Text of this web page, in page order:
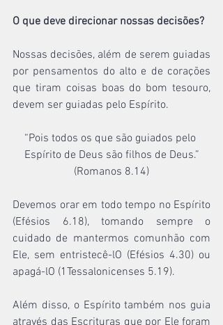
O que deve direcionar nossas decisões?
Nossas decisões, além de serem guiadas
por pensamentos do alto e de corações
que tiram coisas boas do bom tesouro,
devem ser guiadas pelo Espírito.
“Pois todos os que são guiados pelo
Espírito de Deus são filhos de Deus.”
(Romanos 8.14)
Devemos orar em todo tempo no Espírito
(Efésios 6.18), tomando sempre o
cuidado de mantermos comunhão com
Ele, sem entristecê-lO (Efésios 4.30) ou
apagá-lO (1Tessalonicenses 5.19).
Além disso, o Espírito também nos guia
através das Escrituras que por Ele foram